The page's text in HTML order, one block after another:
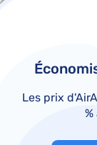
Les prix